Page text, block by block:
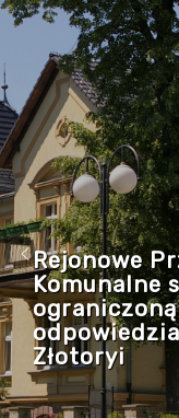
Rejonowe
Komunalne
ograniczoną
Złotoryi